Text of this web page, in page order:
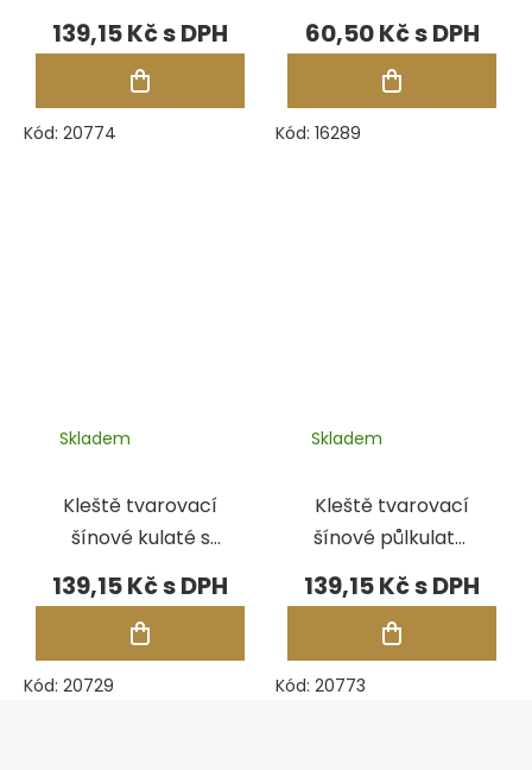
s drážkou, 130
mm
139,15 Kč
Kód: 20774
130 mm
60,50 Kč
Kód: 16289
Kleště tvarovací
šínové kulaté s
drážkou,
izolované, 130
mm
Skladem
139,15 Kč
Kód: 20729
Kleště tvarovací
šínové půlkulaté,
130 mm
Skladem
139,15 Kč
Kód: 20773